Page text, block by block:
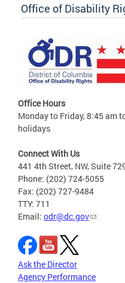
Office of Disability
Office Hours
Monday to Friday, 8:45 am
holidays
Connect With Us
441 4th Street, NW, Suite
Phone: (202) 724-5055
Fax: (202) 727-9484
TTY: 711
Email: odr@dc.gov
Ask the Director
Agency Performance